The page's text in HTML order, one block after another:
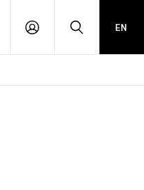
PŘIHLÁSITHLEDAT
EN